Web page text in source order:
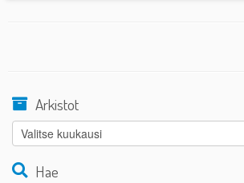
Arkistot
Arkistot
Hae